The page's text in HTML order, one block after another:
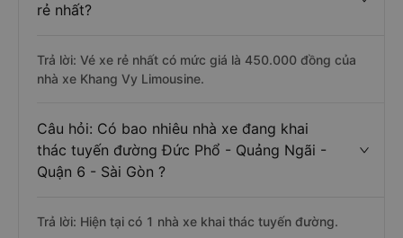
rẻ nhất?
Trả lời: Vé xe rẻ nhất có mức giá là 450.000 đồng của
nhà xe Khang Vy Limousine.
Câu hỏi: Có bao nhiêu nhà xe đang khai
thác tuyến đường Đức Phổ - Quảng Ngãi -
Quận 6 - Sài Gòn ?
Trả lời: Hiện tại có 1 nhà xe khai thác tuyến đường.